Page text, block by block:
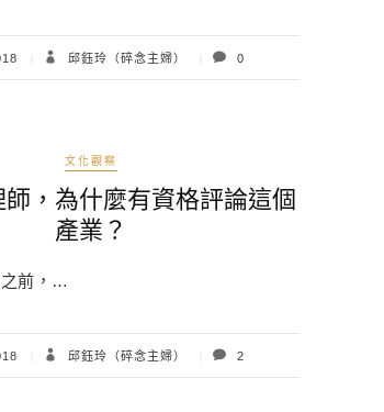
邱鈺玲（碎念主婦） 0
文化觀察
，為什麼有資格評論這個
產業？
前，…
邱鈺玲（碎念主婦） 2